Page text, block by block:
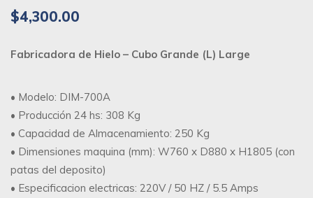
$4,300.00
Fabricadora de Hielo – Cubo Grande (L) Large
• Modelo: DIM-700A
• Producción 24 hs: 308 Kg
• Capacidad de Almacenamiento: 250 Kg
• Dimensiones maquina (mm): W760 x D880 x H1805 (con
patas del deposito)
• Especificacion electricas: 220V / 50 HZ / 5.5 Amps